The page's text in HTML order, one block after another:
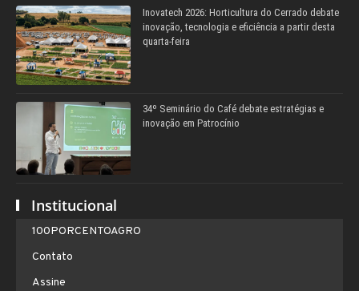
Inovatech 2026: Horticultura do Cerrado debate
inovação, tecnologia e eficiência a partir desta
quarta-feira
34º Seminário do Café debate estratégias e
inovação em Patrocínio
Institucional
100PORCENTOAGRO
Contato
Assine